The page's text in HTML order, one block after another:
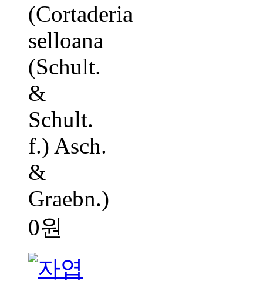
(Cortaderia
selloana
(Schult.
&
Schult.
f.) Asch.
&
Graebn.)
0원